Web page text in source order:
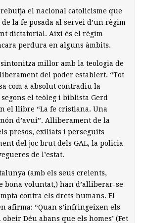
el nacional catolicisme que
la fe posada al servei d’un règim
dictatorial. Així és el règim
perdura en alguns àmbits.
millor amb la teologia de
del poder establert. “Tot
com a absolut contradiu la
el teòleg i biblista Gerd
el llibre “La fe cristiana. Una
d’avui”. Alliberament de la
presos, exiliats i perseguits
del joc brut dels GAL, la policia
de l’estat.
(amb els seus creients,
bona voluntat,) han d’alliberar-se
contra els drets humans. El
afirma: “Quan s’infringeixen els
Déu abans que els homes’ (Fet